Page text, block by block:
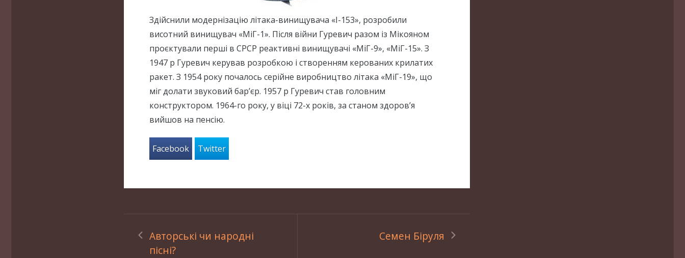
Здійснили модернізацію літака-винищувача «І-153», розробили
висотний винищувач «МіГ-1». Після війни Гуревич разом із Мікояном
проєктували перші в СРСР реактивні винищувачі «МіГ-9», «МіГ-15». З
1947 р Гуревич керував розробкою і створенням керованих крилатих
ракет. З 1954 року почалось серійне виробництво літака «МіГ-19», що
міг долати звуковий бар’єр. 1957 р Гуревич став головним
конструктором. 1964-го року, у віці 72-х років, за станом здоров’я
вийшов на пенсію.
Facebook Twitter
Авторські чи народні
пісні?
Семен Біруля